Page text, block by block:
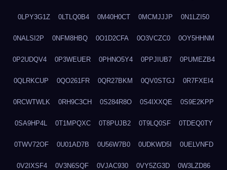
0LPY3G1Z 0LTLQ0B4 0M40H0CT 0MCMJJJP 0N1LZI50
0NALSI2P 0NFM8HBQ 0O1D2CFA 0O3VCZC0 0OY5HHNM
0P2UDQV4 0P3WEUER 0PHNO5Y4 0PPJIUB7 0PUMEZB4
0QLRKCUP 0QO261FR 0QR27BKM 0QV0STGJ 0R7FXEI4
0RCWTWLK 0RH9C3CH 0S284R8O 0S4IXXQE 0S9E2KPP
0SA9HP4L 0T1MPQXC 0T8PUJB2 0T9LQ0SF 0TDEQ0TY
0TWV72OF 0U01AD7B 0U56W7B0 0UDKWD5I 0UELVNFD
0V2IXSF4 0V3N6SQF 0VJAC930 0VY5ZG3D 0W3LZD86